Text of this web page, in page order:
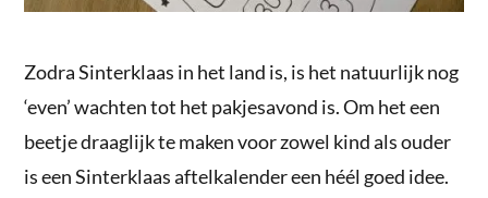
Zodra Sinterklaas in het land is, is het natuurlijk nog
‘even’ wachten tot het pakjesavond is. Om het een
beetje draaglijk te maken voor zowel kind als ouder
is een Sinterklaas aftelkalender een héél goed idee.